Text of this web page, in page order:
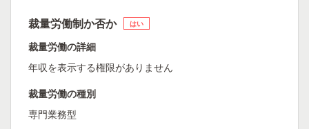
裁量労働制か否か はい
裁量労働の詳細
年収を表示する権限がありません
裁量労働の種別
専門業務型